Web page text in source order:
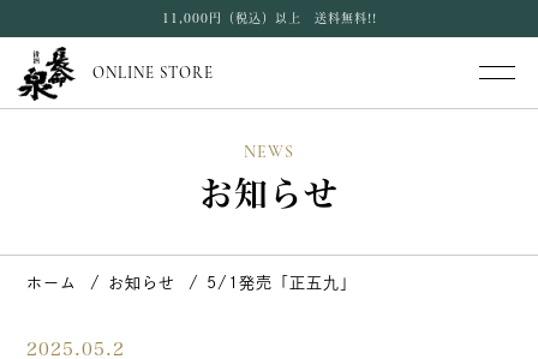
11,000円（税込）以上 送料無料!!
ONLINE STORE
NEWS
お知らせ
ホーム お知らせ 5/1発売「正五九」
2025.05.2